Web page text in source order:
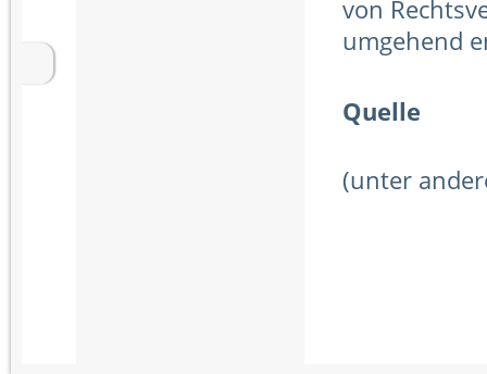
von
umgehend
Quelle
(unter